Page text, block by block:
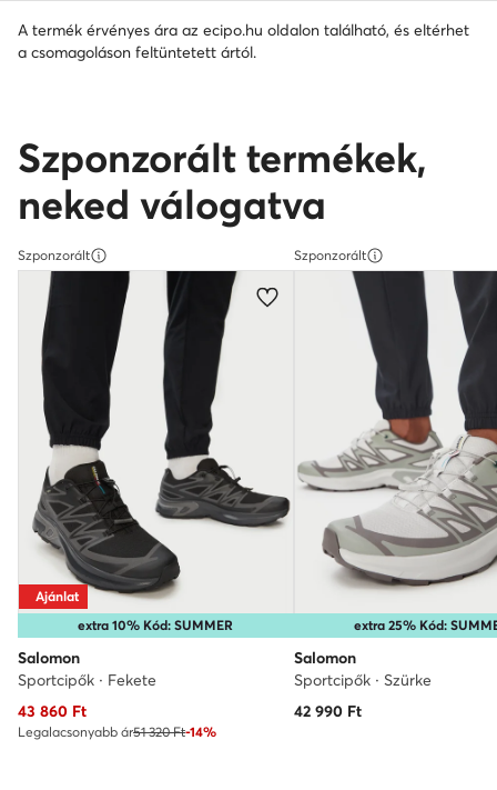
A termék érvényes ára az ecipo.hu oldalon található, és eltérhet
a csomagoláson feltüntetett ártól.
Szponzorált termékek,
neked válogatva
Szponzorált
extra 10% Kód: SUMMER
Ajánlat
Salomon
Sportcipők · Fekete
Aktuális ár
43 860 Ft
Legalacsonyabb ár51 320 Ft-14%
Szponzorált
extra 25% Kód:
Salomon
Sportcipők · Szürke
42 990Ft